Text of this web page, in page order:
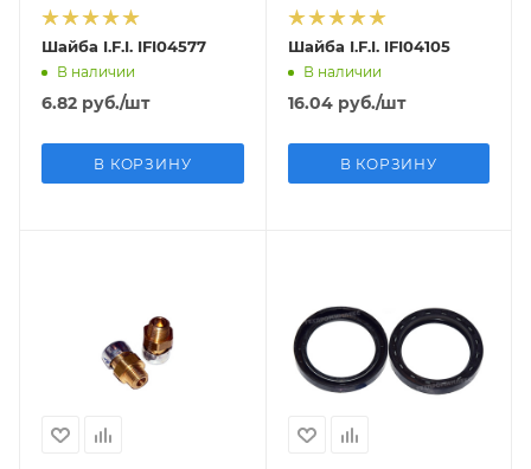
Шайба I.F.I. IFI04577
В наличии
6.82 руб./шт
В КОРЗИНУ
Шайба I.F.I. IFI04105
В наличии
16.04руб./шт
В КОРЗИНУ